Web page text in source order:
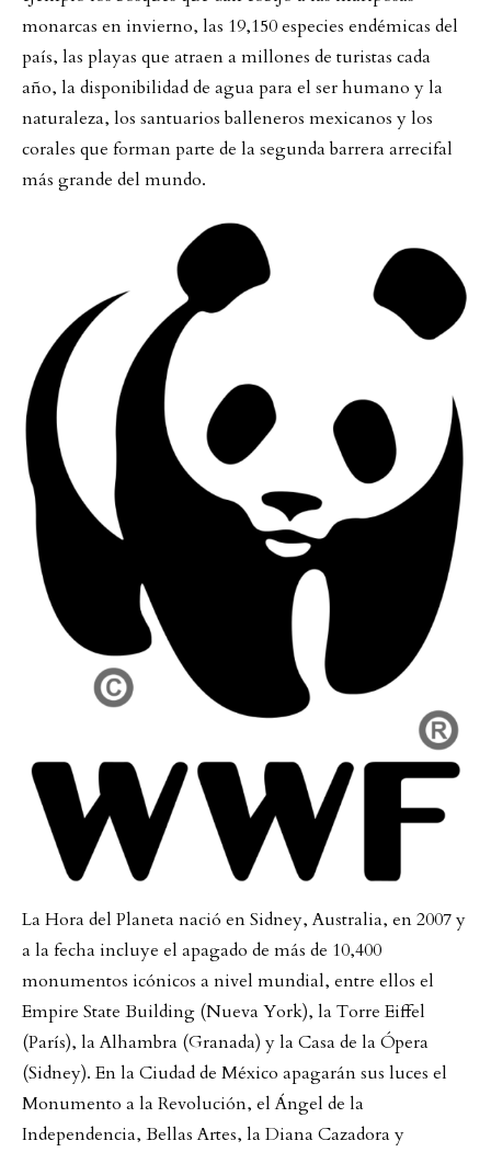
monarcas en invierno, las 19,150 especies endémicas del
país, las playas que atraen a millones de turistas cada
año, la disponibilidad de agua para el ser humano y la
naturaleza, los santuarios balleneros mexicanos y los
corales que forman parte de la segunda barrera arrecifal
más grande del mundo.
La Hora del Planeta nació en Sidney, Australia, en 2007 y
a la fecha incluye el apagado de más de 10,400
monumentos icónicos a nivel mundial, entre ellos el
Empire State Building (Nueva York), la Torre Eiffel
(París), la Alhambra (Granada) y la Casa de la Ópera
(Sidney). En la Ciudad de México apagarán sus luces el
Monumento a la Revolución, el Ángel de la
Independencia, Bellas Artes, la Diana Cazadora y